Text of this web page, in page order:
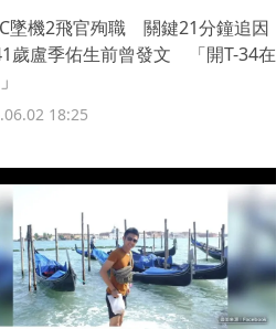
墜機2飛官殉職 關鍵21分鐘追因
歲盧季佑生前曾發文 「開T-34在
18:25